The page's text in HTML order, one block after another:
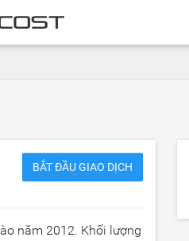
BẮT ĐẦU GIAO DỊCH
năm 2012. Khối lượng